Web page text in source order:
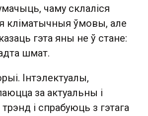
чаму склаліся
кліматычныя ўмовы, але
гэта яны не ў стане:
шмат.
Інтэлектуалы,
за актуальны і
і спрабуюць з гэтага